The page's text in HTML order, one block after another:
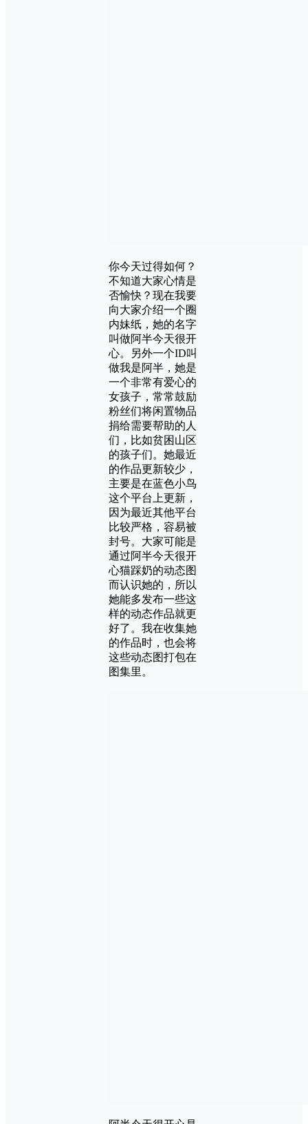
你今天过得如何？
不知道大家心情是
否愉快？现在我要
向大家介绍一个圈
内妹纸，她的名字
叫做阿半今天很开
心。另外一个ID叫
做我是阿半，她是
一个非常有爱心的
女孩子，常常鼓励
粉丝们将闲置物品
捐给需要帮助的人
们，比如贫困山区
的孩子们。她最近
的作品更新较少，
主要是在蓝色小鸟
这个平台上更新，
因为最近其他平台
比较严格，容易被
封号。大家可能是
通过阿半今天很开
心猫踩奶的动态图
而认识她的，所以
她能多发布一些这
样的动态作品就更
好了。我在收集她
的作品时，也会将
这些动态图打包在
图集里。